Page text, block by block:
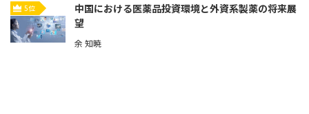
5位
中国における医薬品投資環境と外資系製薬の将来展
望
余 知暁